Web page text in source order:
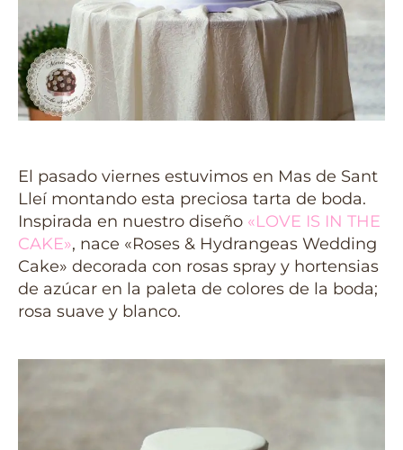
El pasado viernes estuvimos en Mas de Sant
Lleí montando esta preciosa tarta de boda.
Inspirada en nuestro diseño «LOVE IS IN THE
CAKE», nace «Roses & Hydrangeas Wedding
Cake» decorada con rosas spray y hortensias
de azúcar en la paleta de colores de la boda;
rosa suave y blanco.